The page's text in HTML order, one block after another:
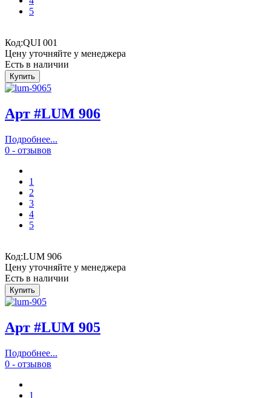
5
Код:QUI 001
Цену уточняйте у менеджера
Есть в наличии
Арт #LUM 906
Подробнее...
0 - отзывов
1
2
3
4
5
Код:LUM 906
Цену уточняйте у менеджера
Есть в наличии
Арт #LUM 905
Подробнее...
0 - отзывов
1